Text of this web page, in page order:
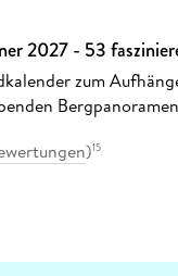
2027 - 53
zum
)15